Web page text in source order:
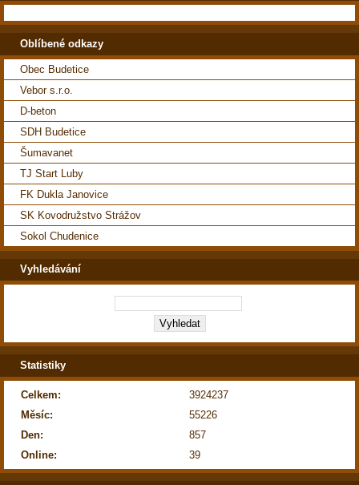
Oblíbené odkazy
Obec Budetice
Vebor s.r.o.
D-beton
SDH Budetice
Šumavanet
TJ Start Luby
FK Dukla Janovice
SK Kovodružstvo Strážov
Sokol Chudenice
Vyhledávání
Statistiky
Online: 39
Celkem:
3924237
Měsíc:
55226
Den:
857